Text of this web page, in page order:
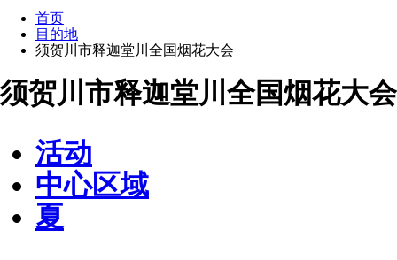
首页
目的地
须贺川市释迦堂川全国烟花大会
须贺川市释迦堂川全国烟花大会
活动
中心区域
夏